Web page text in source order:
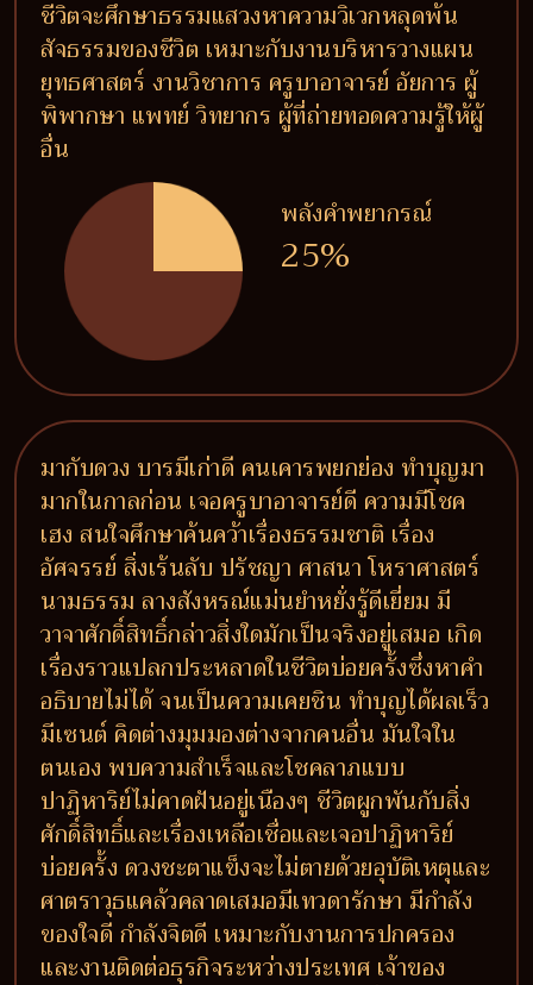
ชีวิตจะศึกษาธรรมแสวงหาความวิเวกหลุดพ้น
สัจธรรมของชีวิต เหมาะกับงานบริหารวางแผน
ยุทธศาสตร์ งานวิชาการ ครูบาอาจารย์ อัยการ ผู้
พิพากษา แพทย์ วิทยากร ผู้ที่ถ่ายทอดความรู้ให้ผู้
อื่น
พลังคำพยากรณ์
25%
มากับดวง บารมีเก่าดี คนเคารพยกย่อง ทำบุญมา
มากในกาลก่อน เจอครูบาอาจารย์ดี ความมีโชค
เฮง สนใจศึกษาค้นคว้าเรื่องธรรมชาติ เรื่อง
อัศจรรย์ สิ่งเร้นลับ ปรัชญา ศาสนา โหราศาสตร์
นามธรรม ลางสังหรณ์แม่นยำหยั่งรู้ดีเยี่ยม มี
วาจาศักดิ์สิทธิ์กล่าวสิ่งใดมักเป็นจริงอยู่เสมอ เกิด
เรื่องราวแปลกประหลาดในชีวิตบ่อยครั้งซึ่งหาคำ
อธิบายไม่ได้ จนเป็นความเคยชิน ทำบุญได้ผลเร็ว
มีเซนต์ คิดต่างมุมมองต่างจากคนอื่น มันใจใน
ตนเอง พบความสำเร็จและโชคลาภแบบ
ปาฏิหาริย์ไม่คาดฝันอยู่เนืองๆ ชีวิตผูกพันกับสิ่ง
ศักดิ์สิทธิ์และเรื่องเหลือเชื่อและเจอปาฏิหาริย์
บ่อยครั้ง ดวงชะตาแข็งจะไม่ตายด้วยอุบัติเหตุและ
ศาตราวุธแคล้วคลาดเสมอมีเทวดารักษา มีกำลัง
ของใจดี กำลังจิตดี เหมาะกับงานการปกครอง
และงานติดต่อธุรกิจระหว่างประเทศ เจ้าของ